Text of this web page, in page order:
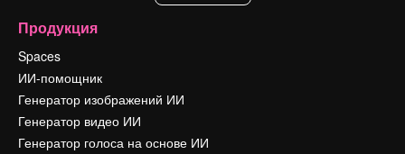
Продукция
Spaces
ИИ-помощник
Генератор изображений ИИ
Генератор видео ИИ
Генератор голоса на основе ИИ